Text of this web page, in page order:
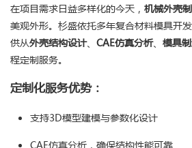
在项目需求日益多样化的今天， 机械外壳
美观外形。杉盛依托多年复合材料模具开
供从外壳结构设计、 CAE仿真分析、 模具
程定制服务。
定制化服务优势：
支持3D模型建模与参数化设计
CAE仿真分析，确保结构性能可靠